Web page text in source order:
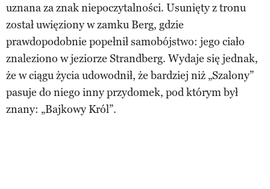
uznana za znak niepoczytalności. Usunięty z tronu
został uwięziony w zamku Berg, gdzie
prawdopodobnie popełnił samobójstwo: jego ciało
znaleziono w jeziorze Strandberg. Wydaje się jednak,
że w ciągu życia udowodnił, że bardziej niż „Szalony”
pasuje do niego inny przydomek, pod którym był
znany: „Bajkowy Król”.